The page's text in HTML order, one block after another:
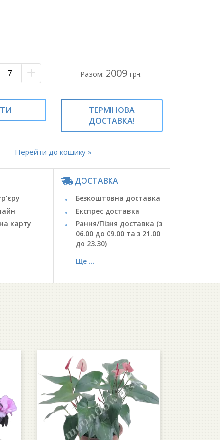
Разом: 2009 грн.
ТЕРМІНОВА
ДОСТАВКА!
Перейти до кошику »
карту
ДОСТАВКА
Безкоштовна доставка
Експрес доставка
Рання/Пізня доставка (з
06.00 до 09.00 та з 21.00
до 23.30)
Ще ...